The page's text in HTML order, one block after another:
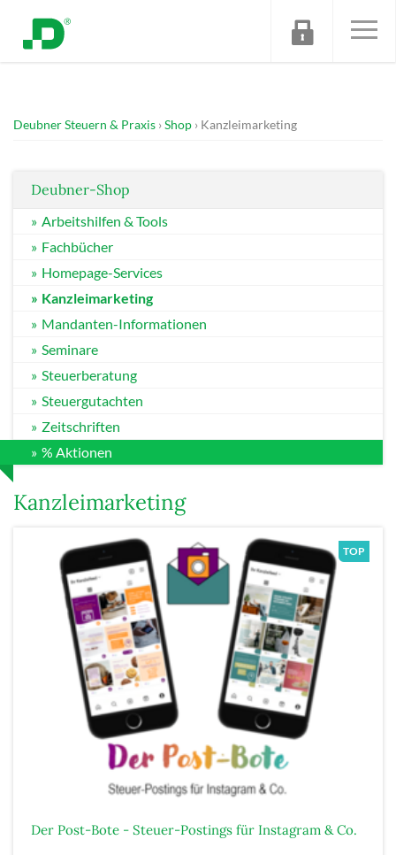
Deubner Steuern & Praxis Shop Kanzleimarketing
Deubner-Shop
Arbeitshilfen & Tools
Fachbücher
Homepage-Services
Kanzleimarketing
Mandanten-Informationen
Seminare
Steuerberatung
Steuergutachten
Zeitschriften
% Aktionen
Kanzleimarketing
Der Post-Bote - Steuer-Postings für Instagram & Co.